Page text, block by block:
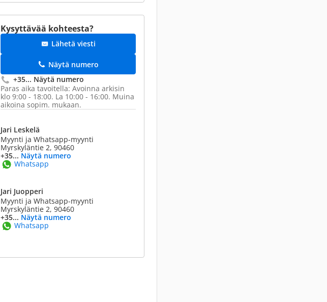
Kysyttävää kohteesta?
Lähetä viesti
Näytä numero
+35... Näytä numero
Paras aika tavoitella: Avoinna arkisin
klo 9:00 - 18:00. La 10:00 - 16:00. Muina
aikoina sopim. mukaan.
Jari Leskelä
Myynti ja Whatsapp-myynti
Myrskyläntie 2, 90460
+35... Näytä numero
Whatsapp
Jari Juopperi
Myynti ja Whatsapp-myynti
Myrskyläntie 2, 90460
+35... Näytä numero
Whatsapp